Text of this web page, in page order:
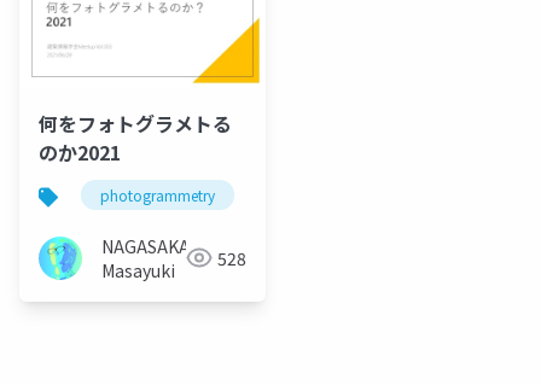
何をフォトグラメトる
のか2021
photogrammetry
NAGASAKA
Masayuki
528